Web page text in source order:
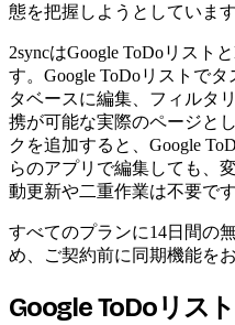
態を把握しようとしています
2syncはGoogle ToDoリスト
す。Google ToDoリストで
タベースに編集、フィルタ
携が可能な実際のページと
クを追加すると、Google
らのアプリで編集しても、
動更新や二重作業は不要です
すべてのプランに14日間の
め、ご契約前に同期機能を
Google ToDoリス